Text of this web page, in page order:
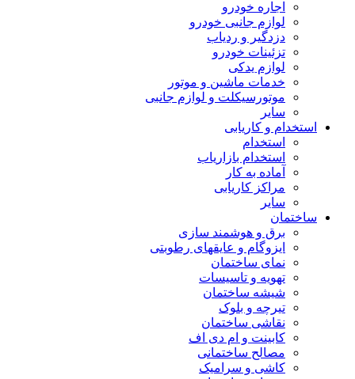
اجاره خودرو
لوازم جانبی خودرو
دزدگیر و ردیاب
تزئینات خودرو
لوازم یدکی
خدمات ماشین و موتور
موتورسیکلت و لوازم جانبی
سایر
استخدام و کاریابی
استخدام
استخدام بازاریاب
آماده به کار
مراکز کاریابی
سایر
ساختمان
برق و هوشمند سازی
ایزوگام و عایقهای رطوبتی
نمای ساختمان
تهویه و تاسیسات
شیشه ساختمان
تیرچه و بلوک
نقاشی ساختمان
کابینت و ام دی اف
مصالح ساختمانی
کاشی و سرامیک